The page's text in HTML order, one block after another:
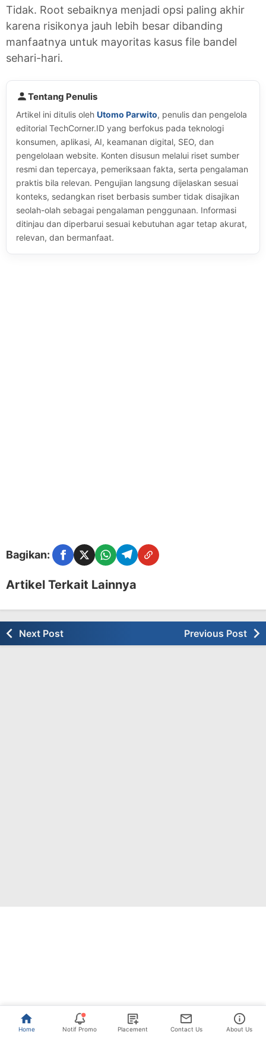
Tidak. Root sebaiknya menjadi opsi paling akhir
karena risikonya jauh lebih besar dibanding
manfaatnya untuk mayoritas kasus file bandel
sehari-hari.
Tentang Penulis
Artikel ini ditulis oleh Utomo Parwito, penulis dan pengelola
editorial TechCorner.ID yang berfokus pada teknologi
konsumen, aplikasi, AI, keamanan digital, SEO, dan
pengelolaan website. Konten disusun melalui riset sumber
resmi dan tepercaya, pemeriksaan fakta, serta pengalaman
praktis bila relevan. Pengujian langsung dijelaskan sesuai
konteks, sedangkan riset berbasis sumber tidak disajikan
seolah-olah sebagai pengalaman penggunaan. Informasi
ditinjau dan diperbarui sesuai kebutuhan agar tetap akurat,
relevan, dan bermanfaat.
Bagikan: FacebookTwitterWhatsAppTelegramCopy Link
Artikel Terkait Lainnya
Next Post Previous Post
Home Notif Promo Placement Contact Us About Us